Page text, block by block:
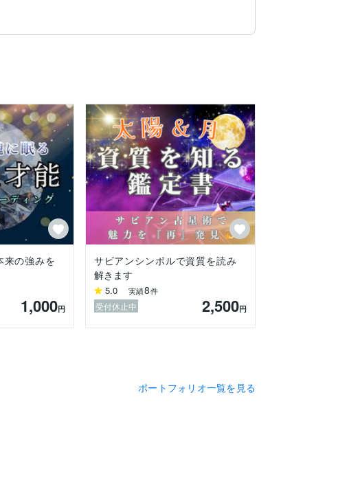
来の強みを
1,000円
サビアンシンボルで資質を読み
解きます
5.0 実績8件
受付休止中 2,500円
ポートフォリオ一覧を見る